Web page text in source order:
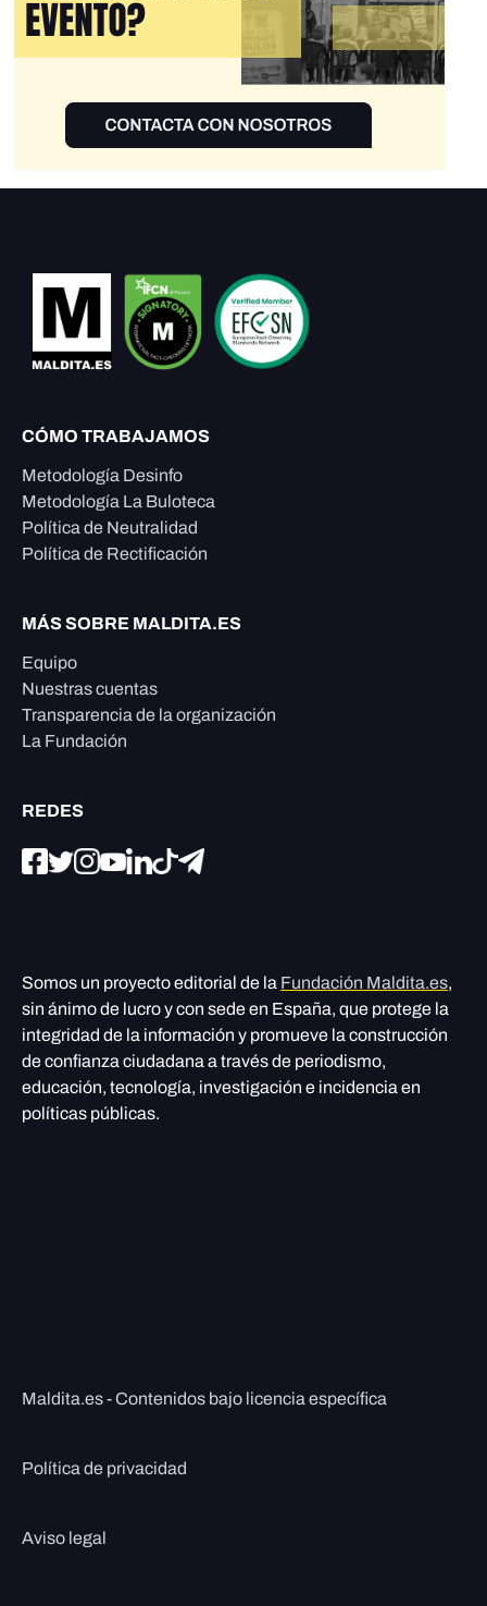
CÓMO TRABAJAMOS
Metodología Desinfo
Metodología La Buloteca
Política de Neutralidad
Política de Rectificación
MÁS SOBRE MALDITA.ES
Equipo
Nuestras cuentas
Transparencia de la organización
La Fundación
REDES
Somos un proyecto editorial de la Fundación Maldita.es,
sin ánimo de lucro y con sede en España, que protege la
integridad de la información y promueve la construcción
de confianza ciudadana a través de periodismo,
educación, tecnología, investigación e incidencia en
políticas públicas.
Maldita.es - Contenidos bajo licencia específica
Política de privacidad
Aviso legal